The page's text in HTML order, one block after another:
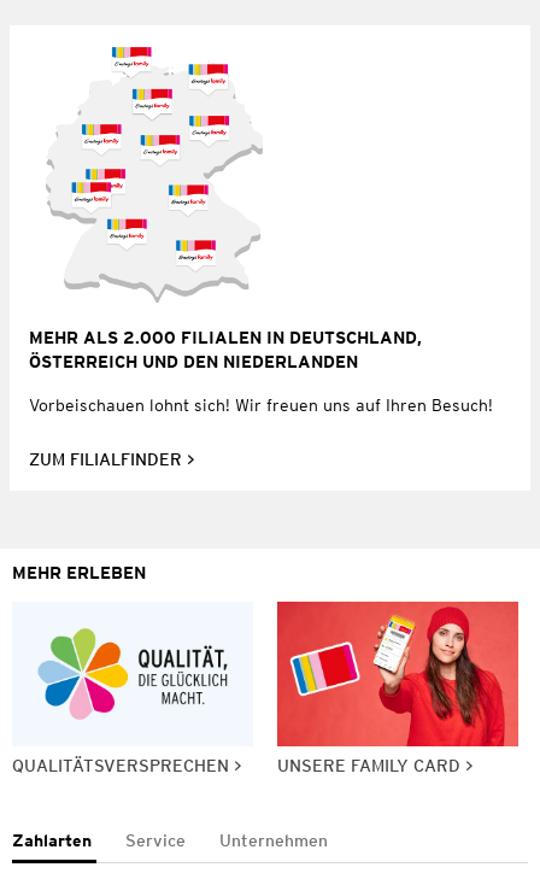
MEHR ALS 2.000 FILIALEN IN DEUTSCHLAND,
ÖSTERREICH UND DEN NIEDERLANDEN
Vorbeischauen lohnt sich! Wir freuen uns auf Ihren Besuch!
ZUM FILIALFINDER
MEHR ERLEBEN
QUALITÄTSVERSPRECHEN UNSERE FAMILY CARD
Zahlarten Service Unternehmen